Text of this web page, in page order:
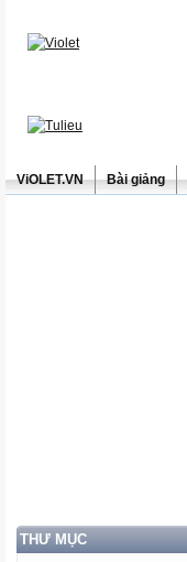
ViOLET.VN Bài giảng
THƯ MỤC